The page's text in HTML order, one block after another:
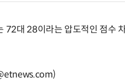
72대 28이라는 압도적인 점수